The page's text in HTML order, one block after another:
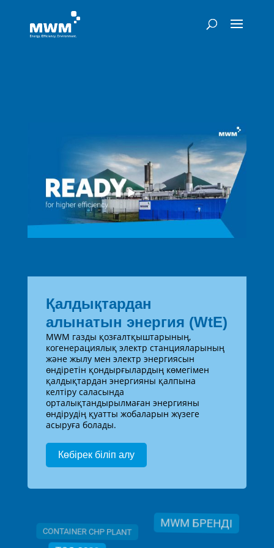
Қалдықтардан
алынатын энергия (WtE)
MWM газды қозғалтқыштарының,
когенерациялық электр станцияларының
және жылу мен электр энергиясын
өндіретін қондырғылардың көмегімен
қалдықтардан энергияны қалпына
келтіру саласында
орталықтандырылмаған энергияны
өндірудің қуатты жобаларын жүзеге
асыруға болады.
Көбірек біліп алу
CONTAINER CHP PLANT
MWM БРЕНДІ